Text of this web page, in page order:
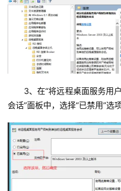
础
3、在“将远程桌面服务用
会话”面板中，选择“已禁用”选